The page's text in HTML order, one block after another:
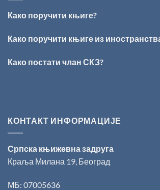
„Милован
поезију
Како поручити књиге?
Како поручити књиге из
Како постати члан СКЗ?
КОНТАКТ ИНФОРМАЦИЈЕ
Српска књижевна задруга
Краља Милана 19, Београд
МБ: 07005636